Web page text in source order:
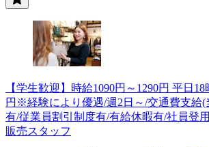
【学生歓迎】時給1090円～1290円 平日
円※経験により優遇/週2日～/交通費支給(
有/従業員割引制度有/有給休暇有/社員登
販売スタッフ